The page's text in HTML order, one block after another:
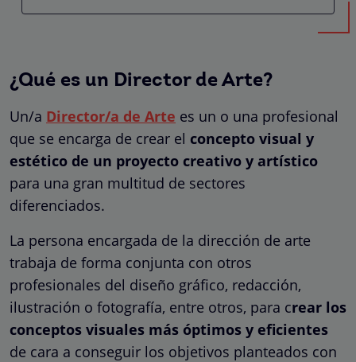
¿Qué es un Director de Arte?
Un/a Director/a de Arte es un o una profesional
que se encarga de crear el concepto visual y
estético de un proyecto creativo y artístico
para una gran multitud de sectores
diferenciados.
La persona encargada de la dirección de arte
trabaja de forma conjunta con otros
profesionales del diseño gráfico, redacción,
ilustración o fotografía, entre otros, para crear los
conceptos visuales más óptimos y eficientes
de cara a conseguir los objetivos planteados con